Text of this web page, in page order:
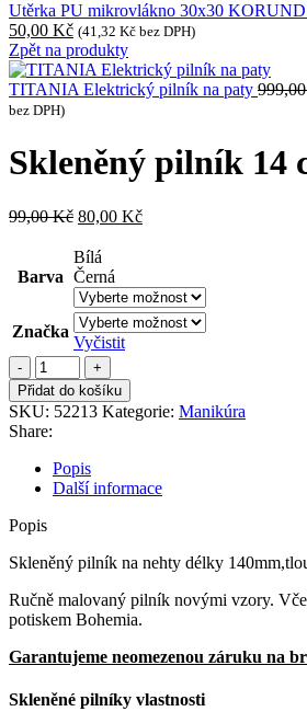
Utěrka PU mikrovlákno 30x30
Původní
cena
byla:
55,00 Kč.
50,00 KčAktuální
cena
je:
50,00 Kč.
(41,32 Kč bez DPH)
Zpět na produkty
TITANIA Elektrický pilník na paty
bez DPH)
Skleněný pilník 14
99,00Kč Původní
byla:
99,00 Kč.
80,00 KčAktuální
Barva
Bílá
Černá
Značka
Vyčistit
Skleněný
pilník
14
cm
Kočka
množství
Přidat do košíku
SKU: 52213 Kategorie: Manikúra
Share:
Popis
Další informace
Popis
Skleněný pilník na nehty délky
Ručně malovaný pilník novými vzory.
potiskem Bohemia.
Garantujeme neomezenou záruku na
Skleněné pilníky vlastnosti